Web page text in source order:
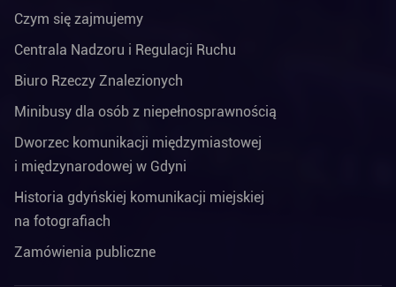
Czym się zajmujemy
Centrala Nadzoru i Regulacji Ruchu
Biuro Rzeczy Znalezionych
Minibusy dla osób z niepełnosprawnością
Dworzec komunikacji międzymiastowej
i międzynarodowej w Gdyni
Historia gdyńskiej komunikacji miejskiej
na fotografiach
Zamówienia publiczne